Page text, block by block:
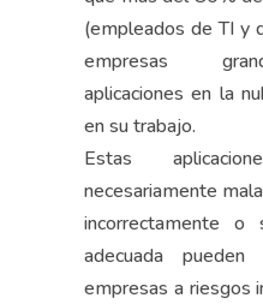
(empleados de TI y
empresas
aplicaciones en la
en su trabajo.
Estas
necesariamente
incorrectamente o
adecuada
empresas a riesgos